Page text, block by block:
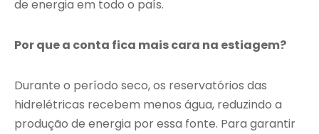
de energia em todo o país.
Por que a conta fica mais cara na estiagem?
Durante o período seco, os reservatórios das
hidrelétricas recebem menos água, reduzindo a
produção de energia por essa fonte. Para garantir